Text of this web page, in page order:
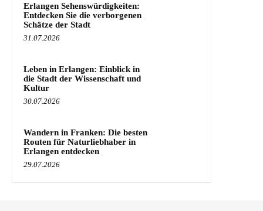
Erlangen Sehenswürdigkeiten:
Entdecken Sie die verborgenen
Schätze der Stadt
31.07.2026
Leben in Erlangen: Einblick in
die Stadt der Wissenschaft und
Kultur
30.07.2026
Wandern in Franken: Die besten
Routen für Naturliebhaber in
Erlangen entdecken
29.07.2026